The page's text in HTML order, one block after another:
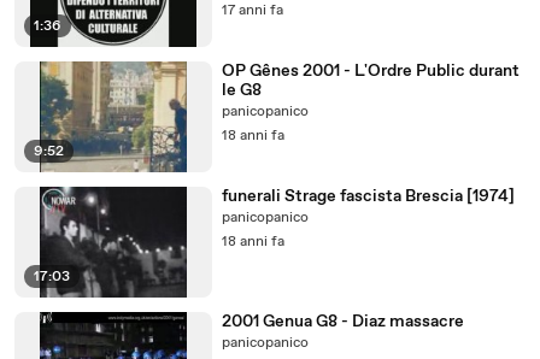
1:36
17 anni fa
9:52
OP Gênes 2001 - L'Ordre Public durant
le G8
panicopanico
18 anni fa
17:03
funerali Strage fascista Brescia [1974]
panicopanico
18 anni fa
2001 Genua G8 - Diaz massacre
panicopanico